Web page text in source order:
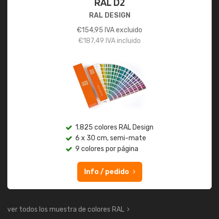
RAL DESIGN
€154,95 IVA excluido
€187,49 IVA incluido
1.825 colores RAL Design
6 x 30 cm, semi-mate
9 colores por página
Info / pedido
ver todos los muestra de colores RAL